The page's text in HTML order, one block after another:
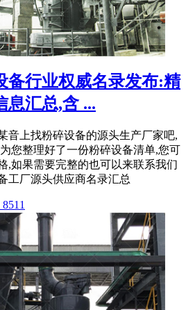
备行业权威名录发布:精
息汇总,含 ...
音上找粉碎设备的源头生产厂家吧,
您整理好了一份粉碎设备清单,您可
,如果需要完整的也可以来联系我们
工厂源头供应商名录汇总